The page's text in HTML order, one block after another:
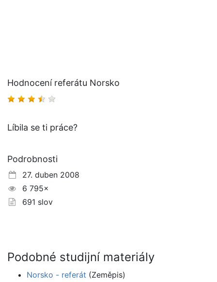
Hodnocení referátu Norsko
Líbila se ti práce?
Podrobnosti
27. duben 2008
6 795×
691 slov
Podobné studijní materiály
Norsko - referát (Zeměpis)